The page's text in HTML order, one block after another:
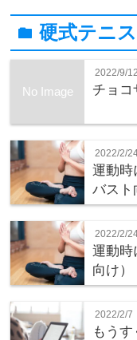
folder硬式テニ
No Image
2022/9/12
チョコ
2022/2/
運動時
バスト
2022/2/
運動時
向け）
2022/2/7
もう